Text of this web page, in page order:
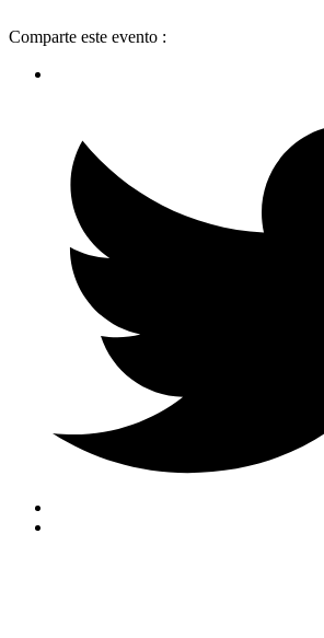
Comparte este evento :